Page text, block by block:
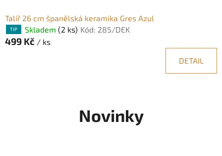
Talíř 26 cm španělská keramika Gres Azul
TIP Skladem (2 ks) Kód: 285/DEK
499 Kč / ks
DETAIL
Novinky